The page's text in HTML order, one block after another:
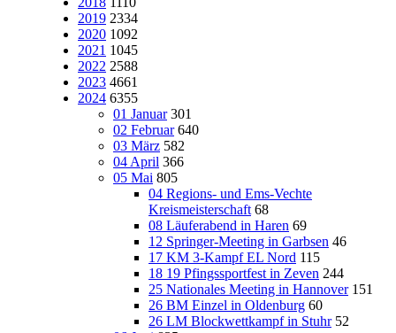
2019 2334
2020 1092
2021 1045
2022 2588
2023 4661
2024 6355
01 Januar 301
02 Februar 640
03 März 582
04 April 366
05 Mai 805
04 Regions- und Ems-Vechte
Kreismeisterschaft 68
08 Läuferabend in Haren 69
12 Springer-Meeting in Garbsen 46
17 KM 3-Kampf EL Nord 115
18 19 Pfingssportfest in Zeven 244
25 Nationales Meeting in Hannover 151
26 BM Einzel in Oldenburg 60
26 LM Blockwettkampf in Stuhr 52